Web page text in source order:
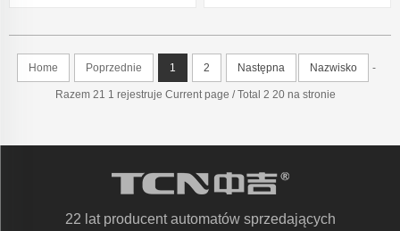
Vending Machine
Home Poprzednie 1 2 Następna Nazwisko -
Razem 21 1 rejestruje Current page / Total 2 20 na stronie
22 lat producent automatów sprzedających